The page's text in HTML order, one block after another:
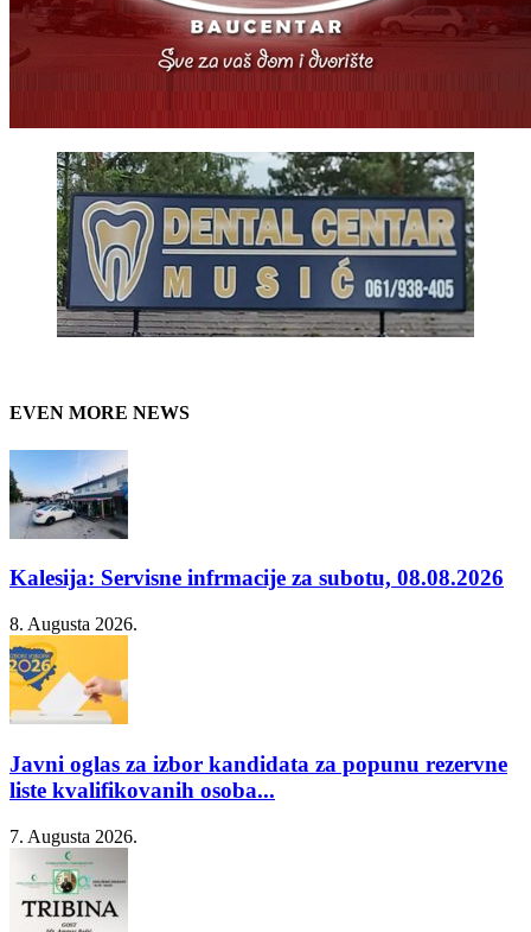
EVEN MORE NEWS
Kalesija: Servisne infrmacije za subotu, 08.08.2026
8. Augusta 2026.
Javni oglas za izbor kandidata za popunu rezervne
liste kvalifikovanih osoba...
7. Augusta 2026.